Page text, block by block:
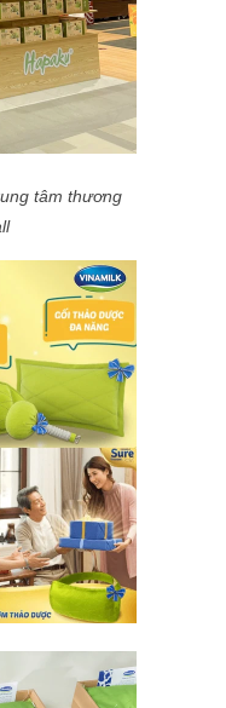
tâm thương